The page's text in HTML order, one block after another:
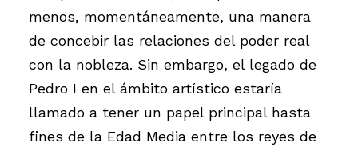
menos, momentáneamente, una manera
de concebir las relaciones del poder real
con la nobleza. Sin embargo, el legado de
Pedro I en el ámbito artístico estaría
llamado a tener un papel principal hasta
fines de la Edad Media entre los reyes de